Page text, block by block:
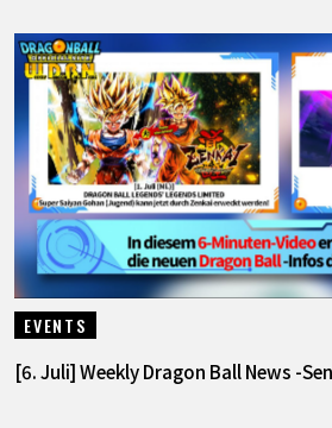
EVENTS
[6. Juli] Weekly Dragon Ball News -